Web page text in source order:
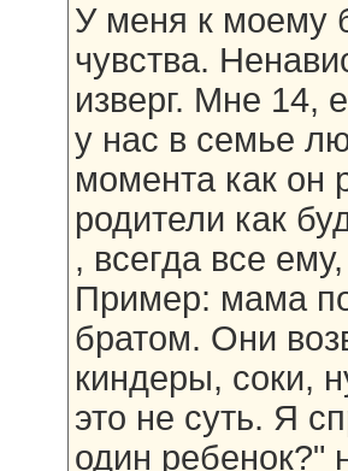
У меня к моему
чувства.
изверг. Мне 14,
у нас в семье
момента как он
родители как
, всегда все
Пример: мама
братом. Они
киндеры, соки,
это не суть. Я
один ребенок?"